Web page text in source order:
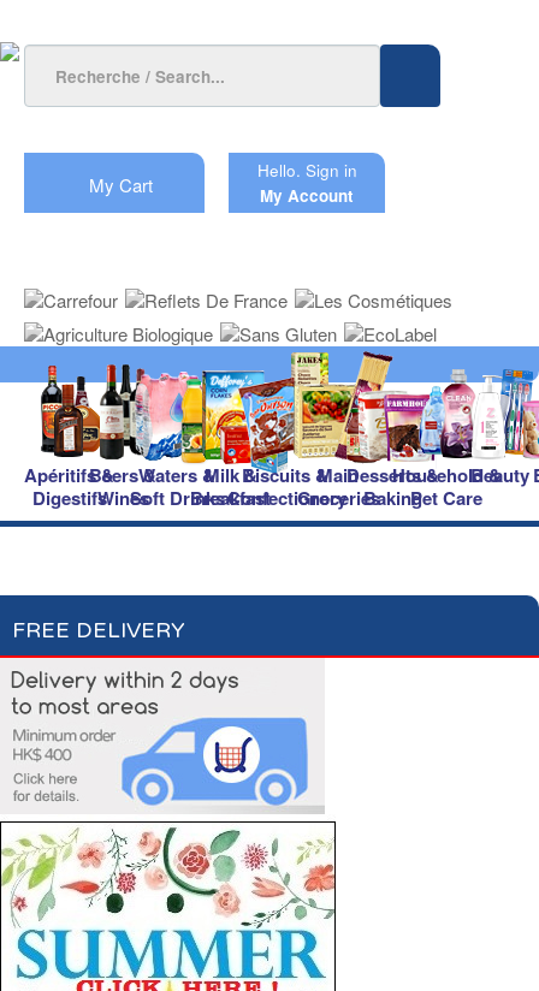
My Cart
Hello. Sign in
My Account
Apéritifs &
Digestifs
Beers &
Wines
Waters &
Soft Drinks
Milk &
Breakfast
Biscuits &
Confectionery
Main
Groceries
Desserts &
Baking
Household &
Pet Care
Beauty
FREE DELIVERY